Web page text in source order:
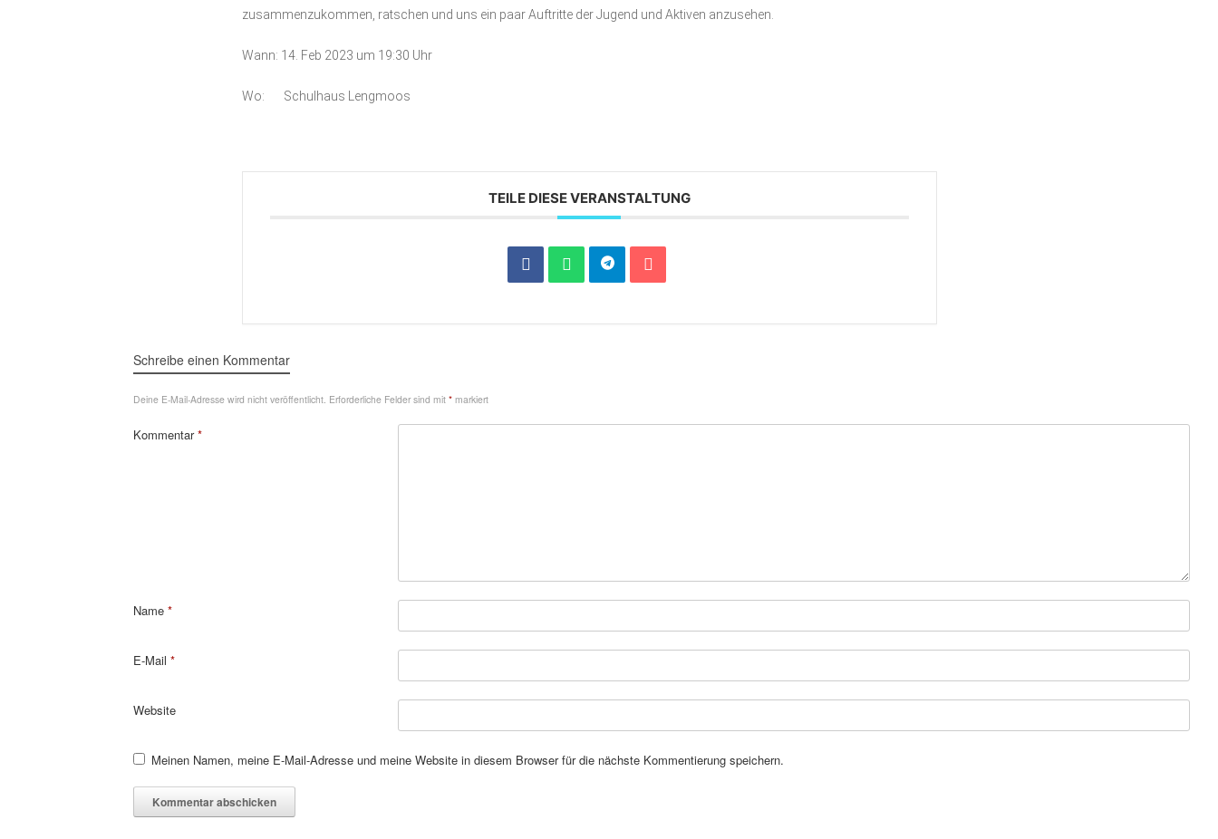
zusammenzukommen, ratschen und uns ein paar Auftritte der Jugend und Aktiven anzusehen.
Wann: 14. Feb 2023 um 19:30 Uhr
Wo: Schulhaus Lengmoos
TEILE DIESE VERANSTALTUNG
Schreibe einen Kommentar
Deine E-Mail-Adresse wird nicht veröffentlicht. Erforderliche Felder sind mit * markiert
Kommentar*
Name *
E-Mail *
Website
Meinen Namen, meine E-Mail-Adresse und meine Website in diesem Browser für die nächste Kommentierung speichern.